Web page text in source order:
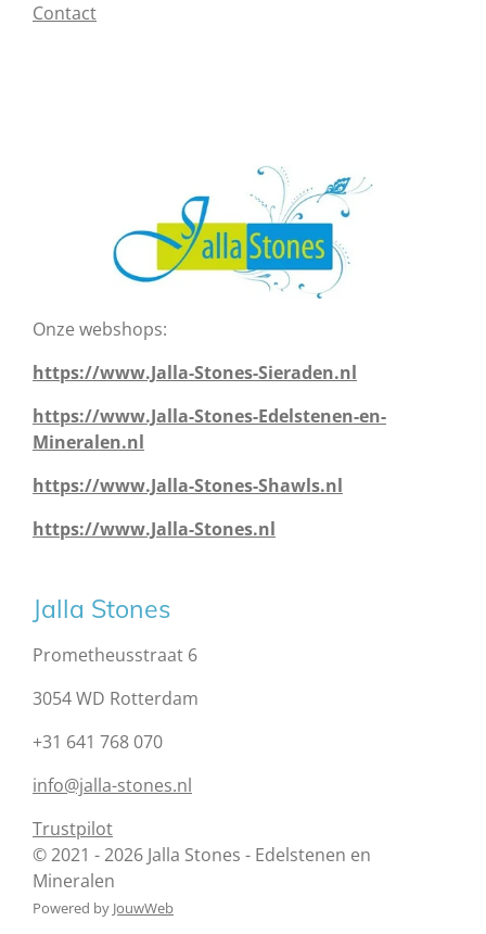
Contact
Onze webshops:
https://www.Jalla-Stones-Sieraden.nl
https://www.Jalla-Stones-Edelstenen-en-
Mineralen.nl
https://www.Jalla-Stones-Shawls.nl
https://www.Jalla-Stones.nl
Jalla Stones
Prometheusstraat 6
3054 WD Rotterdam
+31 641 768 070
info@jalla-stones.nl
Trustpilot
© 2021 - 2026 Jalla Stones - Edelstenen en
Mineralen
Powered by JouwWeb